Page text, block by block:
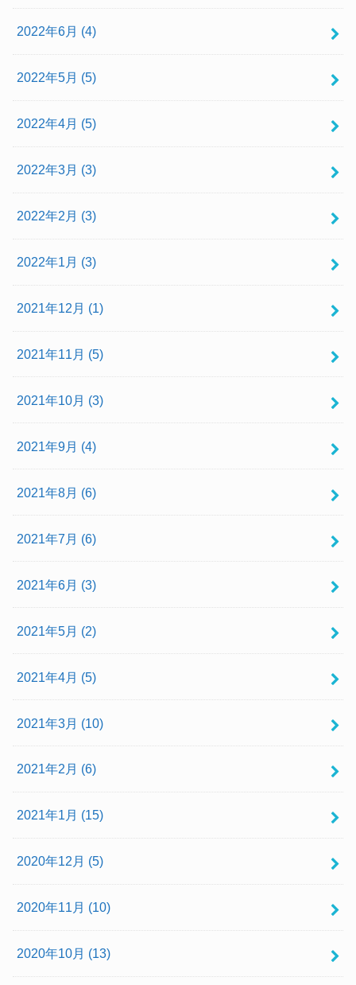
2022年6月 (4)
2022年5月 (5)
2022年4月 (5)
2022年3月 (3)
2022年2月 (3)
2022年1月 (3)
2021年12月 (1)
2021年11月 (5)
2021年10月 (3)
2021年9月 (4)
2021年8月 (6)
2021年7月 (6)
2021年6月 (3)
2021年5月 (2)
2021年4月 (5)
2021年3月 (10)
2021年2月 (6)
2021年1月 (15)
2020年12月 (5)
2020年11月 (10)
2020年10月 (13)